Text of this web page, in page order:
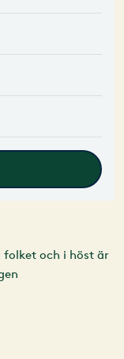
folket och i höst är